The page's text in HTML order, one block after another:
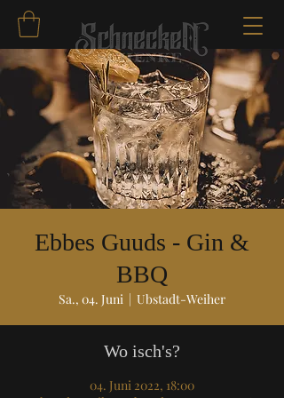
Ebbes Guuds - Gin &
BBQ
Sa., 04. Juni
  |
Ubstadt-Weiher
Wo isch's?
04. Juni 2022, 18:00